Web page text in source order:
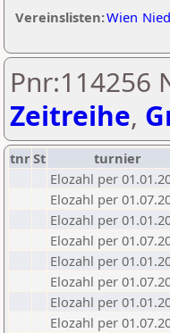
Vereinslisten:Wien
Pnr:114256
Zeitreihe,
tnrSt turnier
Elozahl per
Elozahl per
Elozahl per
Elozahl per
Elozahl per
Elozahl per
Elozahl per
Elozahl per